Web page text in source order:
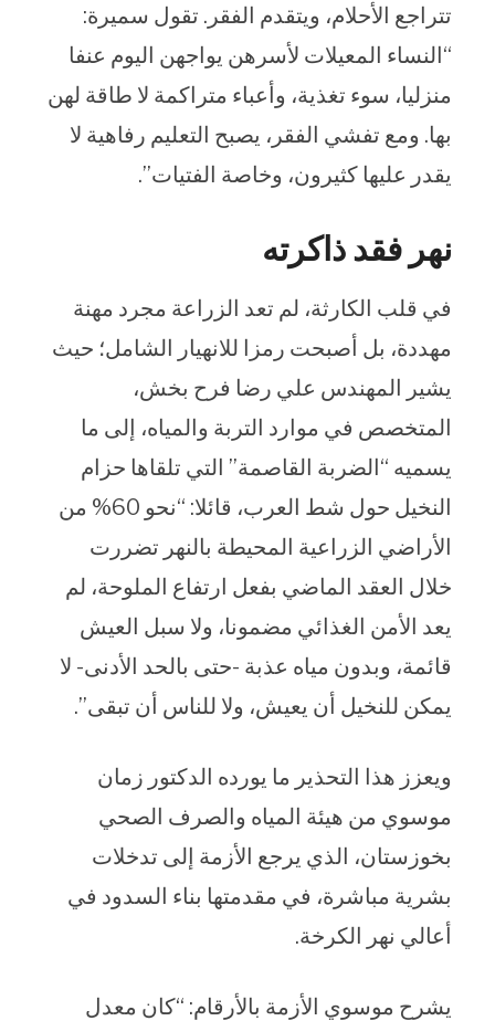
تتراجع الأحلام، ويتقدم الفقر. تقول سميرة:
“النساء المعيلات لأسرهن يواجهن اليوم عنفا
منزليا، سوء تغذية، وأعباء متراكمة لا طاقة لهن
بها. ومع تفشي الفقر، يصبح التعليم رفاهية لا
يقدر عليها كثيرون، وخاصة الفتيات”.
نهر فقد ذاكرته
في قلب الكارثة، لم تعد الزراعة مجرد مهنة
مهددة، بل أصبحت رمزا للانهيار الشامل؛ حيث
يشير المهندس علي رضا فرح بخش،
المتخصص في موارد التربة والمياه، إلى ما
يسميه “الضربة القاصمة” التي تلقاها حزام
النخيل حول شط العرب، قائلا: “نحو 60% من
الأراضي الزراعية المحيطة بالنهر تضررت
خلال العقد الماضي بفعل ارتفاع الملوحة، لم
يعد الأمن الغذائي مضمونا، ولا سبل العيش
قائمة، وبدون مياه عذبة -حتى بالحد الأدنى- لا
يمكن للنخيل أن يعيش، ولا للناس أن تبقى”.
ويعزز هذا التحذير ما يورده الدكتور زمان
موسوي من هيئة المياه والصرف الصحي
بخوزستان، الذي يرجع الأزمة إلى تدخلات
بشرية مباشرة، في مقدمتها بناء السدود في
أعالي نهر الكرخة.
يشرح موسوي الأزمة بالأرقام: “كان معدل